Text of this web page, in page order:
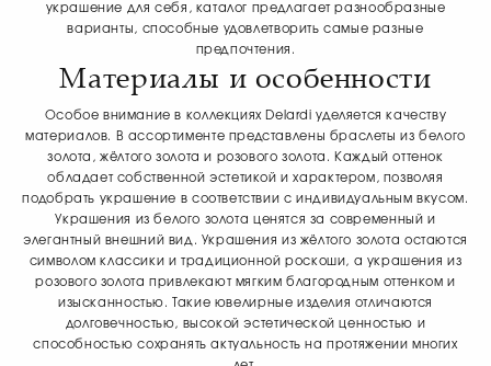
украшение для себя, каталог предлагает разнообразные
варианты, способные удовлетворить самые разные
предпочтения.
Материалы и особенности
Особое внимание в коллекциях Delardi уделяется качеству
материалов. В ассортименте представлены браслеты из белого
золота, жёлтого золота и розового золота. Каждый оттенок
обладает собственной эстетикой и характером, позволяя
подобрать украшение в соответствии с индивидуальным вкусом.
Украшения из белого золота ценятся за современный и
элегантный внешний вид. Украшения из жёлтого золота остаются
символом классики и традиционной роскоши, а украшения из
розового золота привлекают мягким благородным оттенком и
изысканностью. Такие ювелирные изделия отличаются
долговечностью, высокой эстетической ценностью и
способностью сохранять актуальность на протяжении многих